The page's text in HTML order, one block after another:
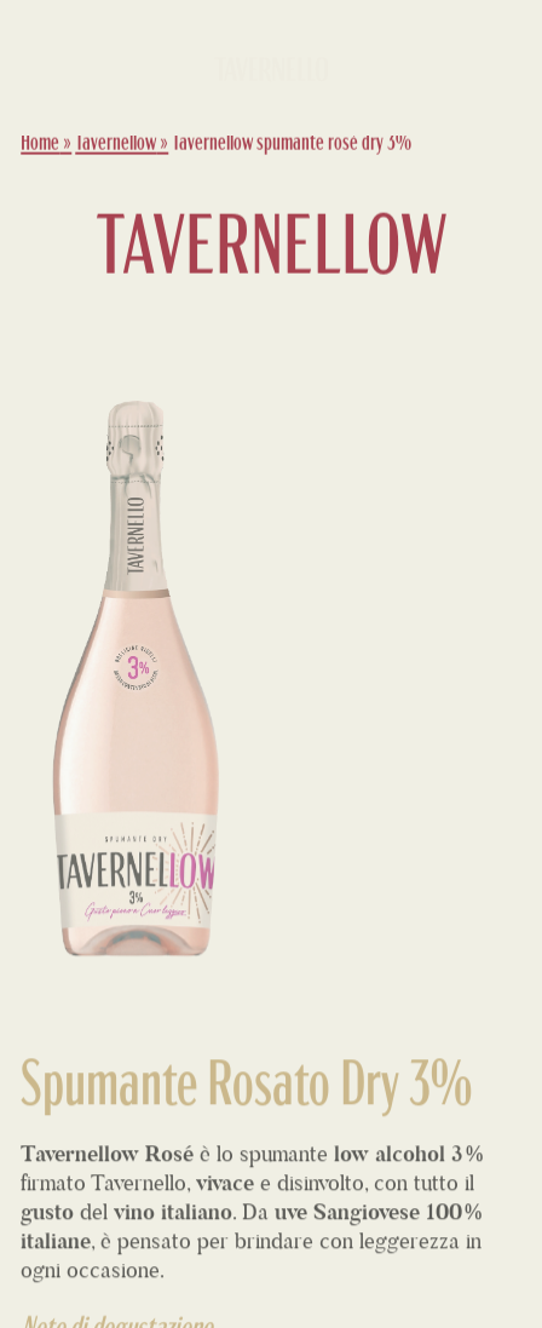
TAVERNELLOW
Spumante Rosato Dry 3%
Tavernellow Rosé low alcohol
firmato Tavernello, vivacee disinvolto, con tutto il
gustodelvino italiano. Da uve Sangiovese 100%
italiane, è pensato per brindare con leggerezza in
ogni occasione.
Note di degustazione